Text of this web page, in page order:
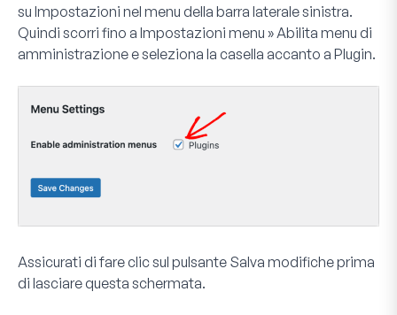
su Impostazioni nel menu della barra laterale sinistra.
Quindi scorri fino a Impostazioni menu » Abilita menu di
amministrazionee seleziona la casella accanto a Plugin.
Assicurati di fare clic sul pulsante Salva modificheprima
di lasciare questa schermata.